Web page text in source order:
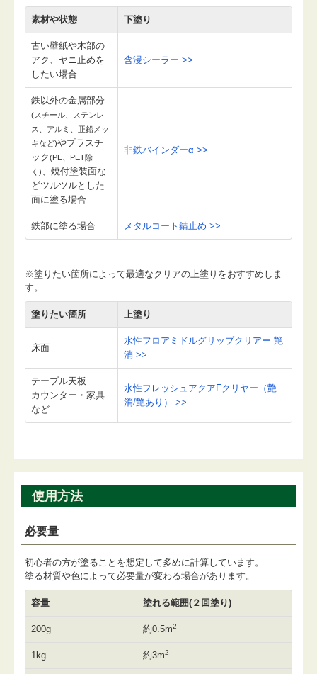
素材や状態 下塗り
古い壁紙や木部の
アク、ヤニ止めを
したい場合
含浸シーラー >>
鉄以外の金属部分
(スチール、ステンレ
ス、アルミ、亜鉛メッ
キなど)やプラスチ
ック(PE、PET除
く)、焼付塗装面な
どツルツルとした
面に塗る場合
非鉄バインダーα >>
鉄部に塗る場合 メタルコート錆止め >>
※塗りたい箇所によって最適なクリアの上塗りをおすすめしま
す。
塗りたい箇所 上塗り
床面
水性フロアミドルグリップクリアー 艶
消 >>
テーブル天板
カウンター・家具
など
水性フレッシュアクアFクリヤー（艶
消/艶あり） >>
使用方法
必要量
初心者の方が塗ることを想定して多めに計算しています。
塗る材質や色によって必要量が変わる場合があります。
容量 塗れる範囲(２回塗り)
200g 約0.5m2
1kg 約3m2